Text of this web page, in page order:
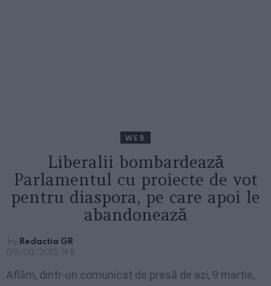
WEB
Liberalii bombardează
Parlamentul cu proiecte de vot
pentru diaspora, pe care apoi le
abandonează
by Redactia GR
09/03/2015, 14:11
Aflăm, dintr-un comunicat de presă de azi, 9 martie,